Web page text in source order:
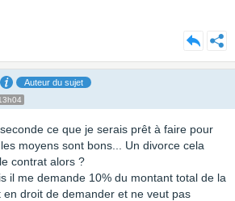
Auteur du sujet
ce que je serais prêt à faire pour
moyens sont bons... Un divorce cela
contrat alors ?
il me demande 10% du montant total de la
droit de demander et ne veut pas